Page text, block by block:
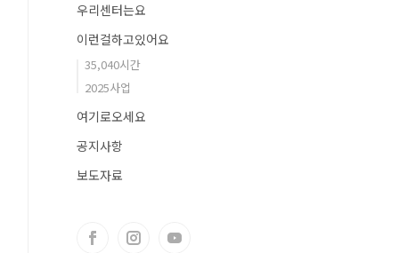
우리센터는요
이런걸하고있어요
35,040시간
2025사업
여기로오세요
공지사항
보도자료